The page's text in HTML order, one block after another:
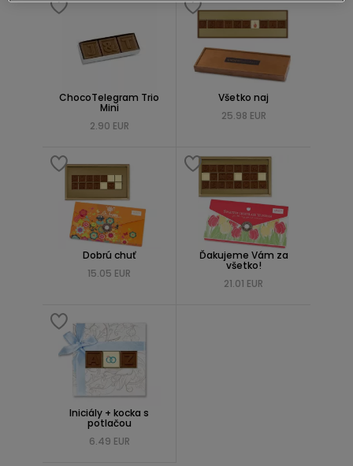
ChocoTelegram Trio
Mini
2.90 EUR
Všetko naj
25.98 EUR
Dobrú chuť
15.05 EUR
Ďakujeme Vám za
všetko!
21.01 EUR
Iniciály + kocka s
potlačou
6.49 EUR